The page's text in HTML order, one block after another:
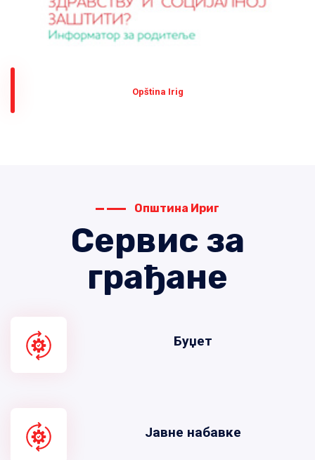
Оpština Irig
Општина Ириг
Сервис за
грађане
Буџет
Јавне набавке